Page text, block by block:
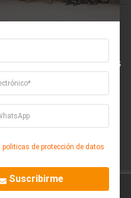
por Corporación Mi
Licencia Creative Commons
4.0 Internacional
Mi Comuna
politicas de protección de datos
Suscribirme